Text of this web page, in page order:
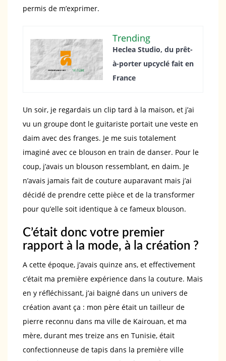
permis de m’exprimer.
Trending
Heclea Studio, du prêt-
à-porter upcyclé fait en
France
Un soir, je regardais un clip tard à la maison, et j’ai
vu un groupe dont le guitariste portait une veste en
daim avec des franges. Je me suis totalement
imaginé avec ce blouson en train de danser. Pour le
coup, j’avais un blouson ressemblant, en daim. Je
n’avais jamais fait de couture auparavant mais j’ai
décidé de prendre cette pièce et de la transformer
pour qu’elle soit identique à ce fameux blouson.
C’était donc votre premier
rapport à la mode, à la création ?
A cette époque, j’avais quinze ans, et effectivement
c’était ma première expérience dans la couture. Mais
en y réfléchissant, j’ai baigné dans un univers de
création avant ça : mon père était un tailleur de
pierre reconnu dans ma ville de Kairouan, et ma
mère, durant mes treize ans en Tunisie, était
confectionneuse de tapis dans la première ville